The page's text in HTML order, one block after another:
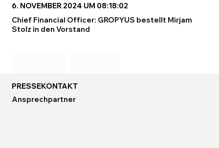
6. NOVEMBER 2024 UM 08:18:02
Chief Financial Officer: GROPYUS bestellt Mirjam
Stolz in den Vorstand
PRESSEKONTAKT
Ansprechpartner